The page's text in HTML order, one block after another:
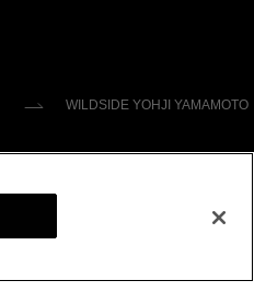
WILDSIDE YOHJI YAMAMOTO